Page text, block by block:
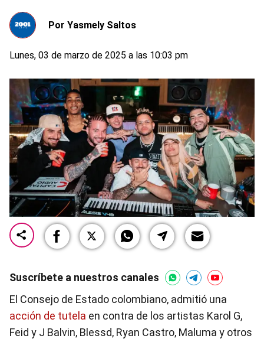
Por Yasmely Saltos
Lunes, 03 de marzo de 2025 a las 10:03 pm
Suscríbete a nuestros canales
El Consejo de Estado colombiano, admitió una
acción de tutela en contra de los artistas Karol G,
Feid y J Balvin, Blessd, Ryan Castro, Maluma y otros